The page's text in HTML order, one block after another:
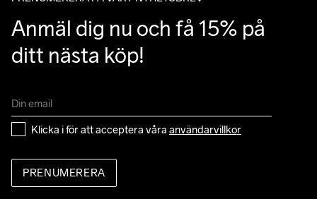
Anmäl dig nu och få 15% på
ditt nästa köp!
Klicka i för att acceptera våra användarvillkor
PRENUMERERA